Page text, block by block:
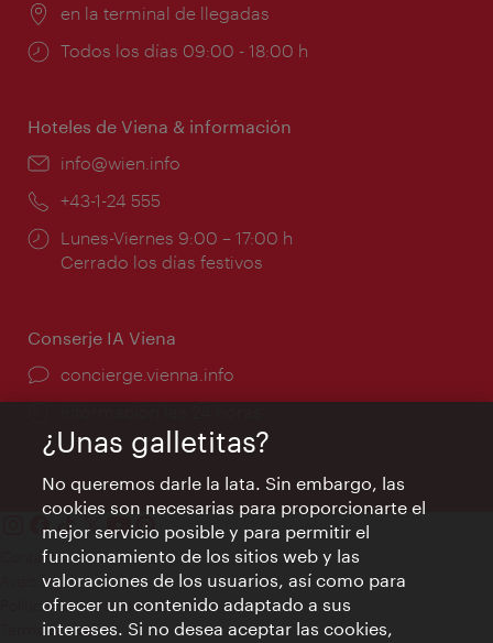
Lugar:
en la terminal de llegadas
Horarios
Todos los días 09:00 - 18:00 h
Hoteles de Viena & información
e-
info@wien.info
Teléfono:
+43-1-24 555
Horarios
de
Lunes-Viernes 9:00 – 17:00 h
Cerrado los días festivos
Conserje IA Viena
concierge.vienna.info
Contacto
Aviso legal
Política de privacidad de datos
Terms of Use
¿Unas galletitas?
No queremos darle la lata. Sin embargo, las
cookies son necesarias para proporcionarte el
mejor servicio posible y para permitir el
funcionamiento de los sitios web y las
valoraciones de los usuarios, así como para
ofrecer un contenido adaptado a sus
intereses. Si no desea aceptar las cookies,